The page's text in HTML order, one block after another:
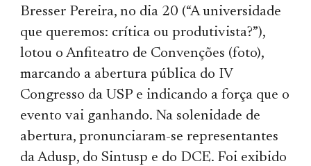
Bresser Pereira, no dia 20 (“A universidade
que queremos: crítica ou produtivista?”),
lotou o Anfiteatro de Convenções (foto),
marcando a abertura pública do IV
Congresso da USP e indicando a força que o
evento vai ganhando. Na solenidade de
abertura, pronunciaram-se representantes
da Adusp, do Sintusp e do DCE. Foi exibido